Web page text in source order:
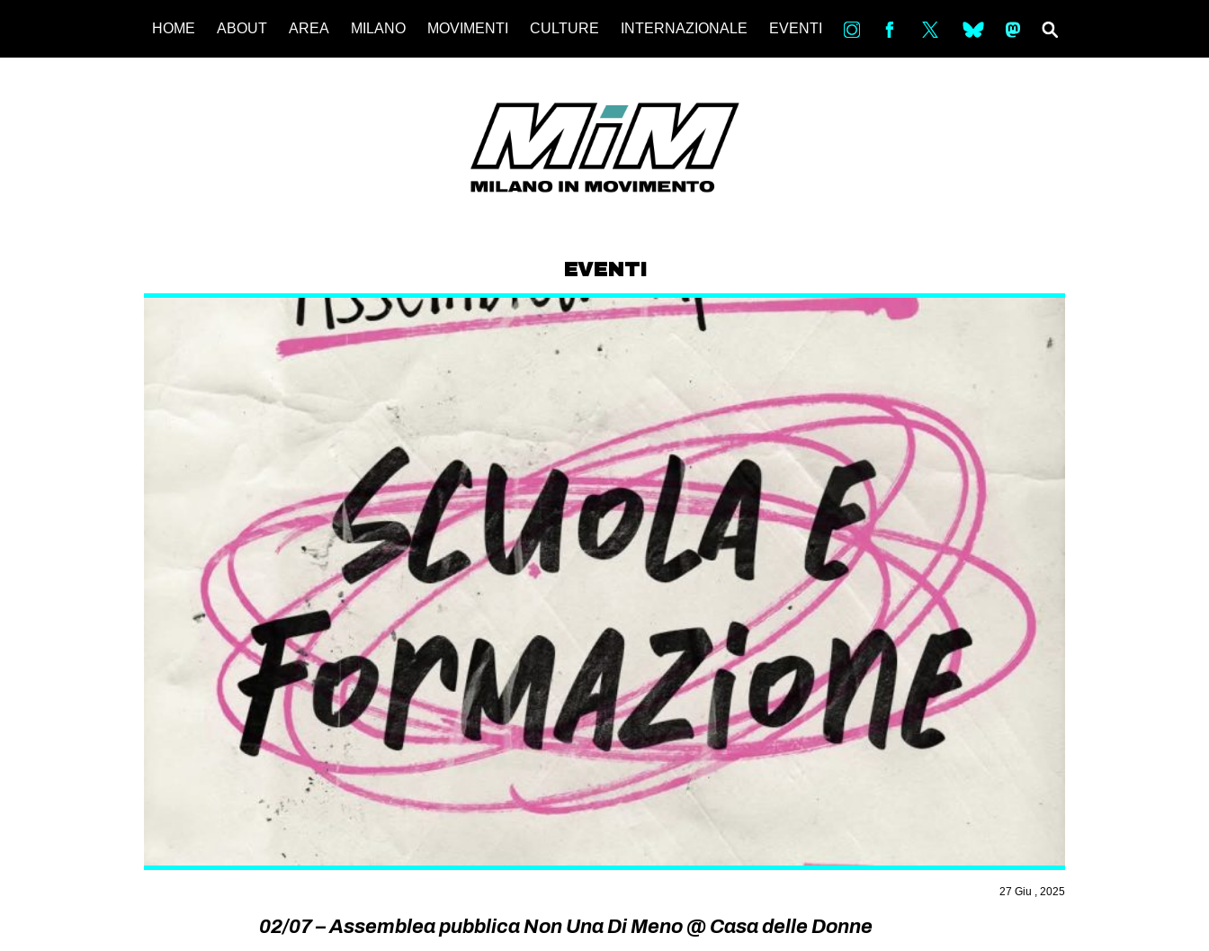
HOME ABOUT AREA MILANO MOVIMENTI CULTURE INTERNAZIONALE EVENTI in bsky ms
EVENTI
27 Giu , 2025
02/07 – Assemblea pubblica Non Una Di Meno @ Casa delle Donne